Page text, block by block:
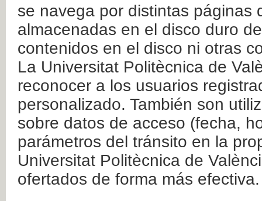
se navega por distintas páginas
almacenadas en el disco duro
contenidos en el disco ni otras
La Universitat Politècnica de
reconocer a los usuarios
personalizado. También son
sobre datos de acceso (fecha,
parámetros del tránsito en la
Universitat Politècnica de
ofertados de forma más efectiva.